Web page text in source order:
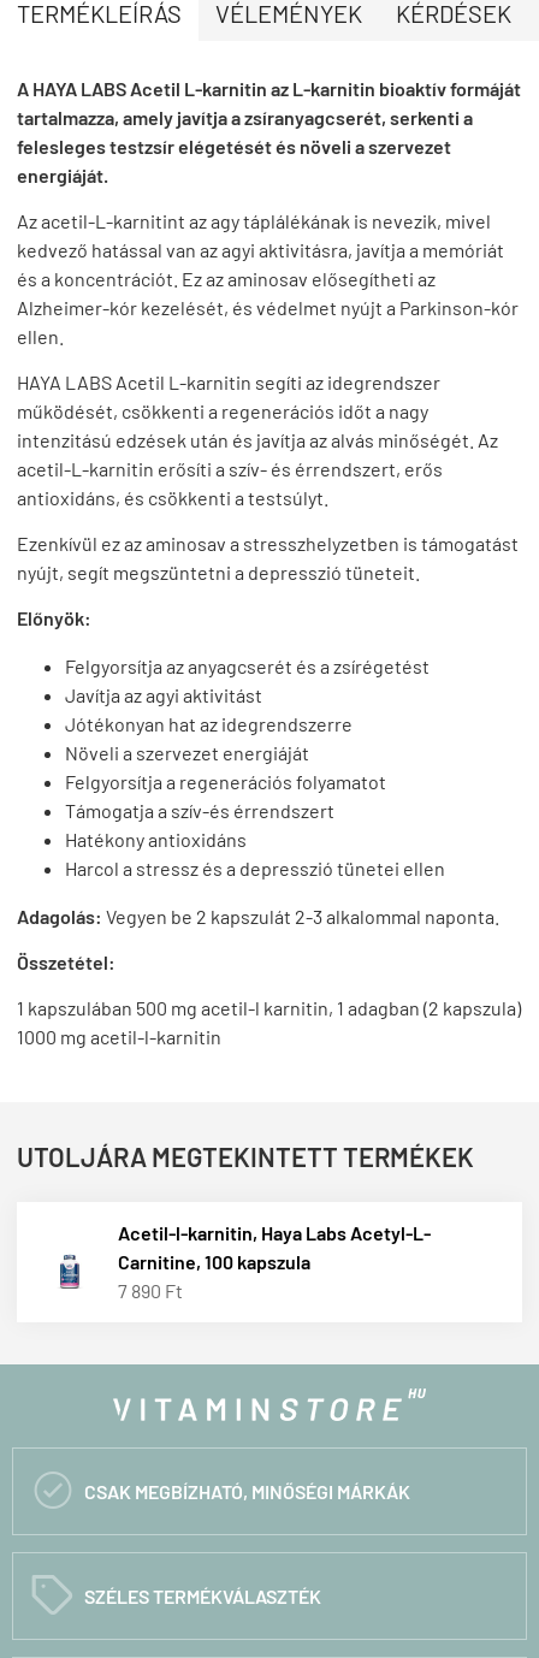
TERMÉKLEÍRÁS VÉLEMÉNYEK KÉRDÉSEK
A HAYA LABS Acetil L-karnitin az L-karnitin bioaktív formáját
tartalmazza, amely javítja a zsíranyagcserét, serkenti a
felesleges testzsír elégetését és növeli a szervezet
energiáját.
Az acetil-L-karnitint az agy táplálékának is nevezik, mivel
kedvező hatással van az agyi aktivitásra, javítja a memóriát
és a koncentrációt. Ez az aminosav elősegítheti az
Alzheimer-kór kezelését, és védelmet nyújt a Parkinson-kór
ellen.
HAYA LABS Acetil L-karnitin segíti az idegrendszer
működését, csökkenti a regenerációs időt a nagy
intenzitású edzések után és javítja az alvás minőségét. Az
acetil-L-karnitin erősíti a szív- és érrendszert, erős
antioxidáns, és csökkenti a testsúlyt.
Ezenkívül ez az aminosav a stresszhelyzetben is támogatást
nyújt, segít megszüntetni a depresszió tüneteit.
Előnyök:
Felgyorsítja az anyagcserét és a zsírégetést
Javítja az agyi aktivitást
Jótékonyan hat az idegrendszerre
Növeli a szervezet energiáját
Felgyorsítja a regenerációs folyamatot
Támogatja a szív-és érrendszert
Hatékony antioxidáns
Harcol a stressz és a depresszió tünetei ellen
Adagolás: Vegyen be 2 kapszulát 2-3 alkalommal naponta.
Összetétel:
1 kapszulában 500 mg acetil-l karnitin, 1 adagban (2 kapszula)
1000 mg acetil-l-karnitin
UTOLJÁRA MEGTEKINTETT TERMÉKEK
Acetil-l-karnitin, Haya Labs Acetyl-L-
Carnitine, 100 kapszula
7 890 Ft
 CSAK MEGBÍZHATÓ, MINŐSÉGI MÁRKÁK
C SZÉLES TERMÉKVÁLASZTÉK